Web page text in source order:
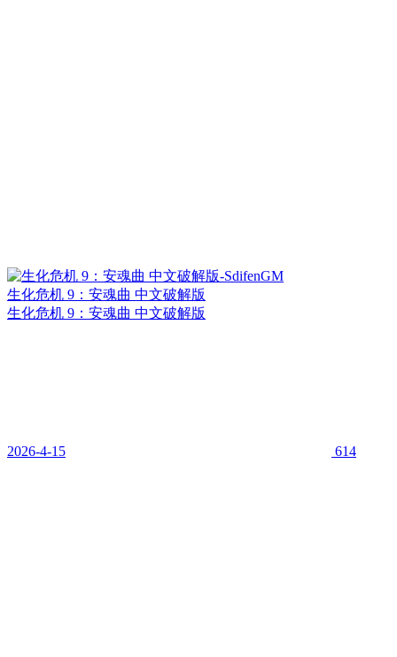
生化危机 9：安魂曲 中文破解版
生化危机 9：安魂曲 中文破解版
2026-4-15 614